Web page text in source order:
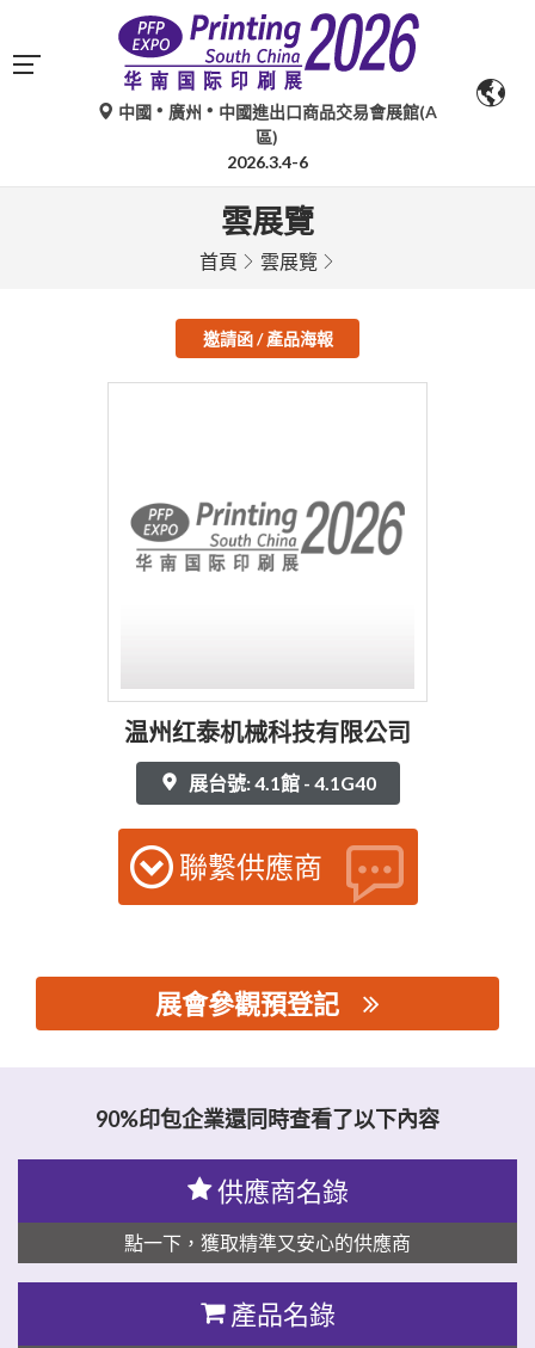
中國 廣州
中國進出口商品交易會展館(A
區)
2026.3.4-6
雲展覽
首頁 雲展覽
邀請函 / 產品海報
温州红泰机械科技有限公司
展台號: 4.1館 - 4.1G40
聯繫供應商
展會參觀預登記
90%印包企業還同時查看了以下內容
供應商名錄
點一下，獲取精準又安心的供應商
產品名錄